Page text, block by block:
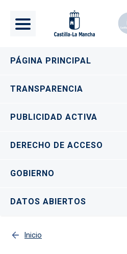
Navegación principal
PÁGINA PRINCIPAL
TRANSPARENCIA
PUBLICIDAD ACTIVA
DERECHO DE ACCESO
GOBIERNO
DATOS ABIERTOS
Inicio